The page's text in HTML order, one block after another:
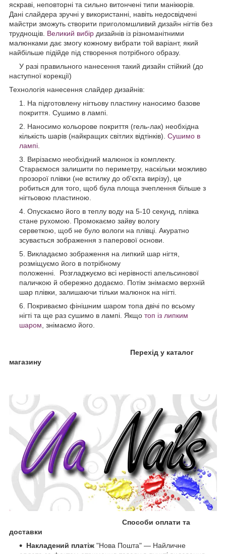
яскраві, неповторні та сильно витончені типи манікюрів.
Дані слайдера зручні у використанні, навіть недосвідчені
майстри зможуть створити приголомшливий дизайн нігтів без
труднощів. Великий вибір дизайнів із різноманітними
малюнками дає змогу кожному вибрати той варіант, який
найбільше підійде під створення потрібного образу.
У разі правильного нанесення такий дизайн стійкий (до
наступної корекції)
Технологія нанесення слайдер дизайнів:
На підготовлену нігтьову пластину наносимо базове
покриття. Сушимо в лампі.
Наносимо кольорове покриття (гель-лак) необхідна
кількість шарів (найкращих світлих відтінків). Сушимо в
лампі
Вирізаємо необхідний малюнок із комплекту.
Стараємося залишити по периметру, наскільки можливо
прозорої плівки (не встилку до об'єкта вирізу), це
робиться для того, щоб була площа зчеплення більше з
нігтьовою пластиною.
Опускаємо його в теплу воду на 5-10 секунд, плівка
стане рухомою. Промокаємо зайву вологу
серветкою
щоб не було вологи на плівці. Акуратно
зсувається зображення з паперової основи.
Викладаємо зображення на липкий шар нігтя,
розміщуємо його в потрібному
положенні. Розгладжуємо всі нерівності апельсинової
паличкою й обережно додаємо. Потім знімаємо верхній
шар плівки, залишаючи тільки малюнок на нігті.
Покриваємо фінішним шаром топа двічі по всьому
нігті та ще раз сушимо в лампі. Якщо топ із липким
шаром , знімаємо його.
Перехід у каталог
магазину
Способи оплати та
доставки
Накладений платіж "Нова Пошта" — Найличне